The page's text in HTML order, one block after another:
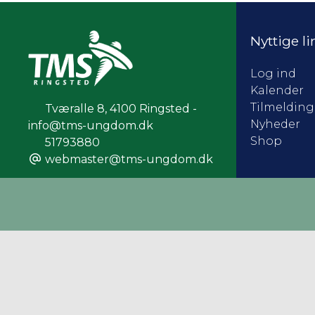
Tværalle 8, 4100 Ringsted -
info@tms-ungdom.dk
51793880
webmaster@tms-ungdom.dk
Nyttige
Log ind
Kalender
Tilmelding
Nyheder
Shop